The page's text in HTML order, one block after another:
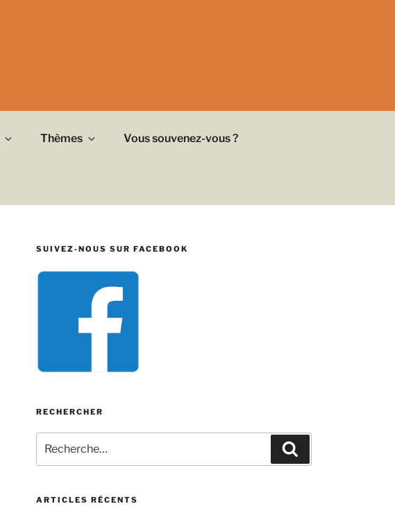
Thèmes Vous souvenez-vous ?
SUIVEZ-NOUS SUR FACEBOOK
RECHERCHER
pour
:
ARTICLES RÉCENTS